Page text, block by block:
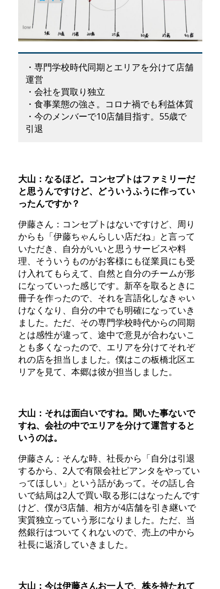
・専門学校時代同期とエリアを分けて店舗
運営
・会社を買取り独立
・食事業態の強さ。コロナ禍でも利益体質
・今のメンバーで10店舗目指す。55歳で
引退
大山：なるほど。コンセプトはファミリーだ
と思うんですけど、どういうふうに作ってい
ったんですか？
伊藤さん：コンセプトはないですけど、周り
からも「伊藤ちゃんらしい店だね」と言って
いただき、自分がいいと思うサービスや料
理、そういうものがお客様にも従業員にも受
け入れてもらえて、自然と自分のチームが形
になっていった感じです。新卒を取るときに
冊子を作ったので、それを言語化しなきゃい
けなくなり、自分の中でも明確になっていき
ました。ただ、その専門学校時代からの同期
とは感性が違って、途中で意見が合わないこ
とも多くなったので、エリアを分けてそれぞ
れの店を担当しました。僕はこの板橋北区エ
リアを見て、本郷は彼が担当しました。
大山：それは面白いですね。聞いた事ないで
すね、会社の中でエリアを分けて運営すると
いうのは。
伊藤さん：そんな時、社長から「自分は引退
するから、2人で有限会社ピアンタをやってい
ってほしい」という話があって。その話し合
いで結局は2人で買い取る形にはなったんです
けど、僕が3店舗、相方が4店舗を引き継いで
実質独立っていう形になりました。ただ、当
然銀行はついてくれないので、売上の中から
社長に返済していきました。
大山：今は伊藤さんお一人で、株を持たれて